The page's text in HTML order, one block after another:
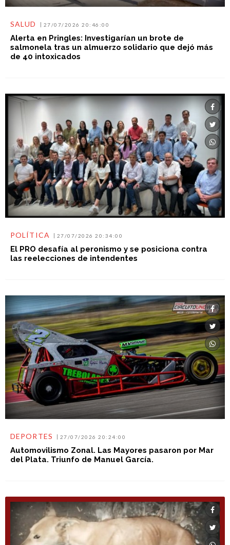
SALUD 27/07/2026 20:46:00
Alerta en Pringles: Investigarían un brote de
salmonela tras un almuerzo solidario que dejó más
de 40 intoxicados
POLÍTICA 27/07/2026 20:34:00
El PRO desafía al peronismo y se posiciona contra
las reelecciones de intendentes
DEPORTES 27/07/2026 20:24:00
Automovilismo Zonal. Las Mayores pasaron por Mar
del Plata. Triunfo de Manuel García.